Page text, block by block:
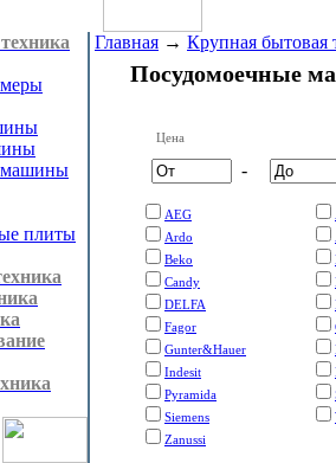
машины
плиты
Главная → Крупная бытовая
Посудомоечные
Цена
-
AEG
Ardo
Beko
Candy
DELFA
Fagor
Gunter&Hauer
Indesit
Pyramida
Siemens
Zanussi